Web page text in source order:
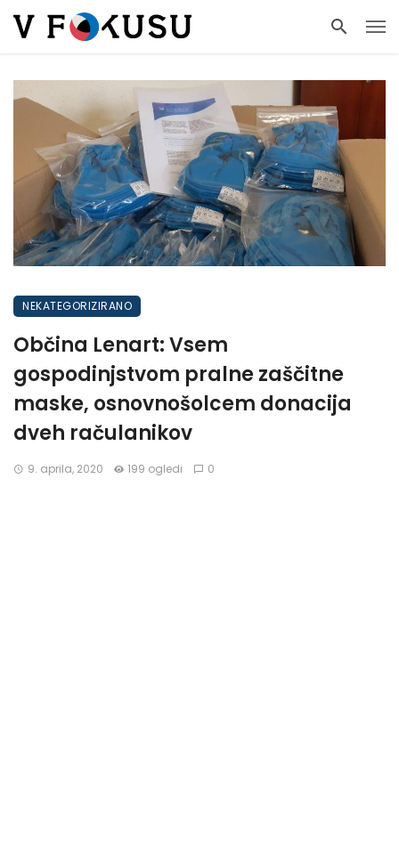
NEKATEGORIZIRANO
Občina Lenart: Vsem
gospodinjstvom pralne zaščitne
maske, osnovnošolcem donacija
dveh račulanikov
9. aprila, 2020 199 ogledi 0